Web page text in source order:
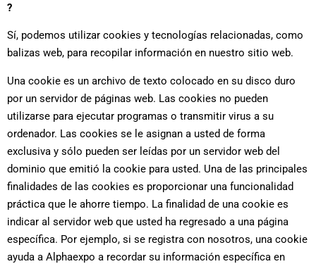
?
Sí, podemos utilizar cookies y tecnologías relacionadas, como
balizas web, para recopilar información en nuestro sitio web.
Una cookie es un archivo de texto colocado en su disco duro
por un servidor de páginas web. Las cookies no pueden
utilizarse para ejecutar programas o transmitir virus a su
ordenador. Las cookies se le asignan a usted de forma
exclusiva y sólo pueden ser leídas por un servidor web del
dominio que emitió la cookie para usted. Una de las principales
finalidades de las cookies es proporcionar una funcionalidad
práctica que le ahorre tiempo. La finalidad de una cookie es
indicar al servidor web que usted ha regresado a una página
específica. Por ejemplo, si se registra con nosotros, una cookie
ayuda a Alphaexpo a recordar su información específica en